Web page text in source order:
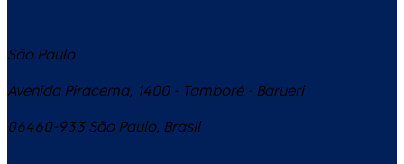
São Paulo
Avenida Piracema, 1400 - Tamboré - Barueri
06460-933 São Paulo, Brasil